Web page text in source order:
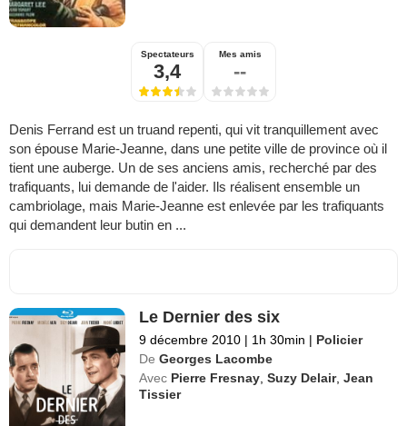
Spectateurs
3,4
Mes amis
--
Denis Ferrand est un truand repenti, qui vit tranquillement avec
son épouse Marie-Jeanne, dans une petite ville de province où il
tient une auberge. Un de ses anciens amis, recherché par des
trafiquants, lui demande de l'aider. Ils réalisent ensemble un
cambriolage, mais Marie-Jeanne est enlevée par les trafiquants
qui demandent leur butin en ...
Le Dernier des six
9 décembre 2010 | 1h 30min | Policier
De Georges Lacombe
Avec Pierre Fresnay ,Suzy Delair,Jean
Tissier